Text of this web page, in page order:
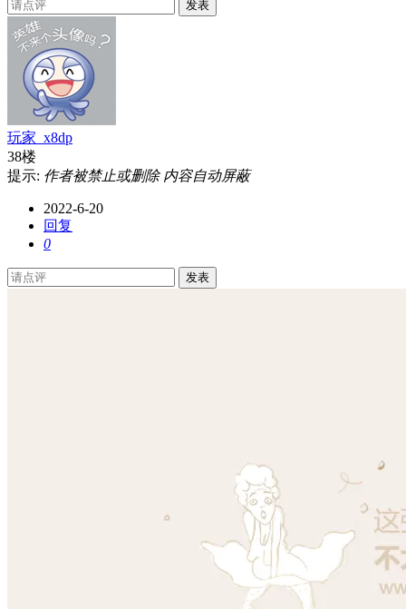
发表
玩家_x8dp
38楼
提示: 作者被禁止或删除 内容自动屏蔽
2022-6-20
回复
0
发表